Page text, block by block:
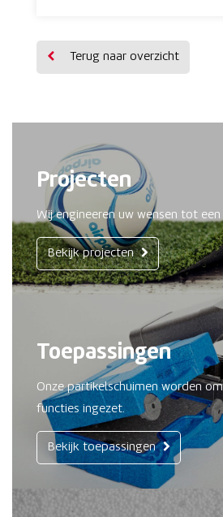
Terug naar overzicht
Projecten
Wij engineeren uw wensen tot
Bekijk projecten
Toepassingen
Onze partikelschuimen worden
functies ingezet.
Bekijk toepassingen